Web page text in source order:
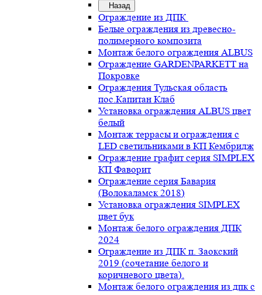
Назад
Ограждение из ДПК
Белые ограждения из древесно-
полимерного композита
Монтаж белого ограждения ALBUS
Ограждение GARDENPARKETT на
Покровке
Ограждения Тульская область
пос.Капитан Клаб
Установка ограждения ALBUS цвет
белый
Монтаж террасы и ограждения с
LED светильниками в КП Кембридж
Ограждение графит серия SIMPLEX
КП Фаворит
Ограждение серия Бавария
(Волокаламск 2018)
Установка ограждения SIMPLEX
цвет бук
Монтаж белого ограждения ДПК
2024
Ограждение из ДПК п. Заокский
2019 (сочетание белого и
коричневого цвета).
Монтаж белого ограждения из дпк с